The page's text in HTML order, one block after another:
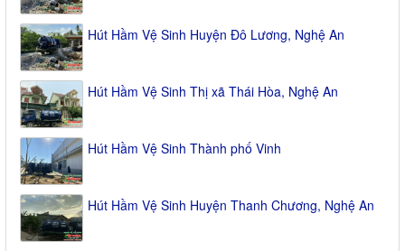
Hút Hầm Vệ Sinh Huyện Đô Lương, Nghệ An
Hút Hầm Vệ Sinh Thị xã Thái Hòa, Nghệ An
Hút Hầm Vệ Sinh Thành phố Vinh
Hút Hầm Vệ Sinh Huyện Thanh Chương, Nghệ An